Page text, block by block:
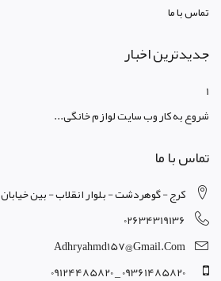
تماس با ما
جدیدترین اخبار
1
شروع به کار وب سایت لوازم خانگی...
تماس با ما
کرج - گوهردشت - بلوار انقلاب - بین خیابان 7و8 - لوازم خانگی آذری
02634319136
Adhryahmd157@gmail.com
09361485820 _ 09124485820